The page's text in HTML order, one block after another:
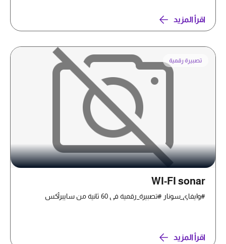
اقرأ المزيد
تصبيرة رقمية
WI-FI sonar
#وايفاي_سونار #تصبيرة_رقمية في 60 ثانية من سايبرأكس
اقرأ المزيد